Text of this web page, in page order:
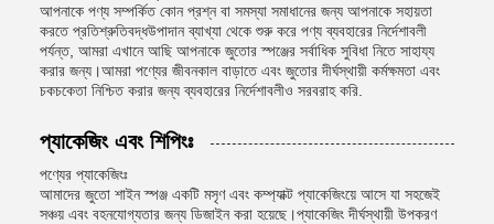
আপনাকে পণ্য সম্পর্কিত কোন প্রশ্ন বা সমস্যা সমাধানের জন্য আপনাকে সহায়তা
করতে প্রতিশ্রুতিবদ্ধউপাদান ব্যাখ্যা থেকে শুরু করে পণ্য ব্যবহারের নির্দেশাবলী
পর্যন্ত, আমরা এখানে আছি আপনাকে জুতোর স্পঞ্জের সর্বাধিক সুবিধা নিতে সাহায্য
করার জন্য।আমরা পণ্যের জীবনকাল বাড়াতে এবং জুতোর দীর্ঘস্থায়ী কর্মক্ষমতা এবং
চকচকেতা নিশ্চিত করার জন্য ব্যবহারের নির্দেশাবলীও সরবরাহ করি.
প্যাকেজিং এবং শিপিংঃ
পণ্যের প্যাকেজিংঃ
আমাদের জুতো শাইন স্পঞ্জ একটি মসৃণ এবং কম্প্যাক্ট প্যাকেজিংয়ে আসে যা সহজেই
সঞ্চয় এবং বহনযোগ্যতার জন্য ডিজাইন করা হয়েছে।প্যাকেজিং দীর্ঘস্থায়ী উপকরণ